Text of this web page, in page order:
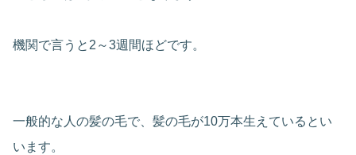
機関で言うと2～3週間ほどです。
一般的な人の髪の毛で、髪の毛が10万本生えているとい
います。